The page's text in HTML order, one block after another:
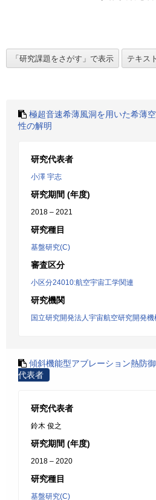
極超音速希薄風洞を用いた希薄
性の解明
研究代表者
小澤 宇志
研究期間 (年度)
2018 – 2021
研究種目
基盤研究(C)
審査区分
小区分24010:航空宇宙工学関連
研究機関
国立研究開発法人宇宙航空研究開発機
傾斜機能型アブレーション熱防
代表者
研究代表者
鈴木 俊之
研究期間 (年度)
2018 – 2020
研究種目
基盤研究(C)